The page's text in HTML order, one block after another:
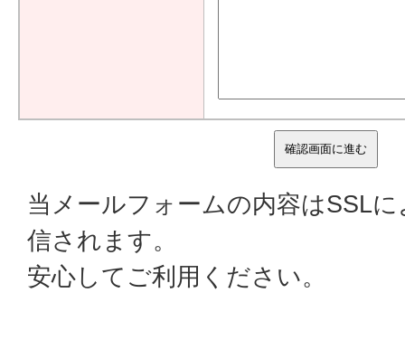
当メールフォームの内容はSSL
信されます。
安心してご利用ください。